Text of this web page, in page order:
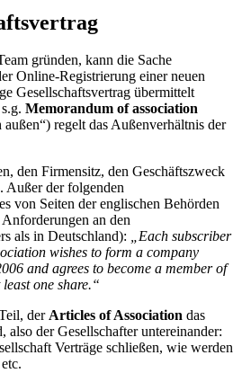
gründen, kann die Sache
Online-Registrierung einer neuen
Gesellschaftsvertrag übermittelt
Memorandum of association
regelt das Außenverhältnis der
den Firmensitz, den Geschäftszweck
Außer der folgenden
von Seiten der englischen Behörden
an den
als in Deutschland): „Each subscriber
wishes to form a company
and agrees to become a member of
one share.“
derArticles of Association das
der Gesellschafter untereinander:
Verträge schließen, wie werden